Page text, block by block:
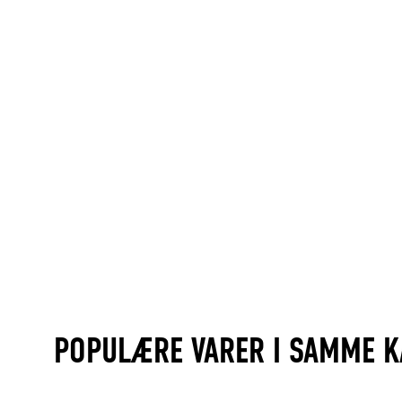
POPULÆRE VARER I SAMME